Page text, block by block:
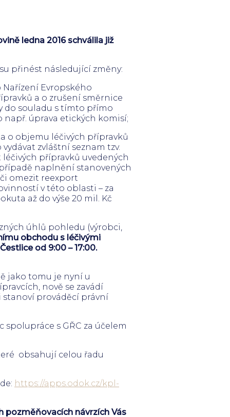
ledna 2016 schválila již
přinést následující změny:
Nařízení Evropského
a o zrušení směrnice
do souladu s tímto přímo
úprava etických komisí;
o objemu léčivých přípravků
zvláštní seznam tzv.
přípravků uvedených
naplnění stanovených
omezit reexport
v této oblasti – za
až do výše 20 mil. Kč
úhlů pohledu (výrobci,
obchodu s léčivými
od 9:00 – 17:00.
jako tomu je nyní u
nově se zavádí
prováděcí právní
spolupráce s GŘC za účelem
obsahují celou řadu
https://apps.odok.cz/kpl-
pozměňovacích návrzích Vás